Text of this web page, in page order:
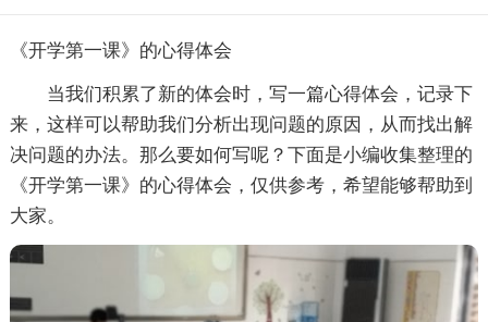
《开学第一课》的心得体会
当我们积累了新的体会时，写一篇心得体会，记录下
来，这样可以帮助我们分析出现问题的原因，从而找出解
决问题的办法。那么要如何写呢？下面是小编收集整理的
《开学第一课》的心得体会，仅供参考，希望能够帮助到
大家。